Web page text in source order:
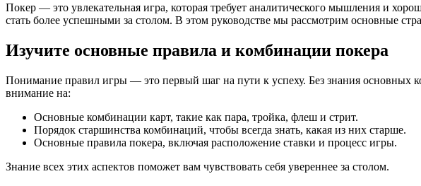
Покер — это увлекательная игра, которая требует аналитического мышления и
стать более успешными за столом. В этом руководстве мы рассмотрим основные
Изучите основные правила и комбинации покера
Понимание правил игры — это первый шаг на пути к успеху. Без знания основных
внимание на:
Основные комбинации карт, такие как пара, тройка, флеш и стрит.
Порядок старшинства комбинаций, чтобы всегда знать, какая из них старше.
Основные правила покера, включая расположение ставки и процесс игры.
Знание всех этих аспектов поможет вам чувствовать себя увереннее за столом.